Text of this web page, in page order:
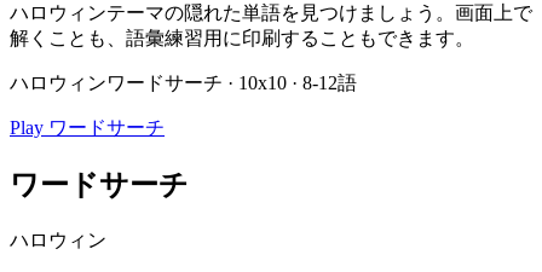
ハロウィンテーマの隠れた単語を見つけましょう。画面上で
解くことも、語彙練習用に印刷することもできます。
ハロウィンワードサーチ · 10x10 · 8-12語
Play ワードサーチ
ワードサーチ
ハロウィン